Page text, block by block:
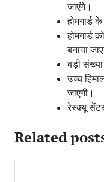
जाएंगे।
होमगार्ड
होमगार्ड
बनाया
बड़ी
उच्च
जाएगी।
रेस्क्यू सेंटर
Related